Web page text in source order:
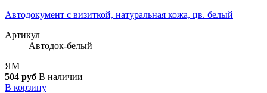
Автодокумент с визиткой, натуральная кожа, цв. белый
Артикул
Автодок-белый
ЯМ
504 руб В наличии
В корзину